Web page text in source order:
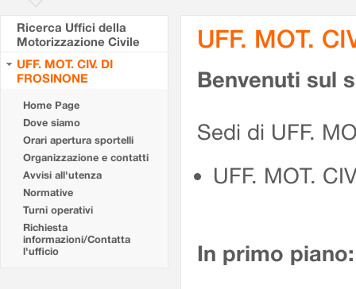
Ricerca Uffici della
Motorizzazione Civile
UFF. MOT. CIV. DI
FROSINONE
Home Page
Dove siamo
Orari apertura sportelli
Organizzazione e contatti
Avvisi all'utenza
Normative
Turni operativi
Richiesta
informazioni/Contatta
l'ufficio
UFF. MOT.
Benvenuti sul
Sedi di UFF.
UFF. MOT.
In primo piano: